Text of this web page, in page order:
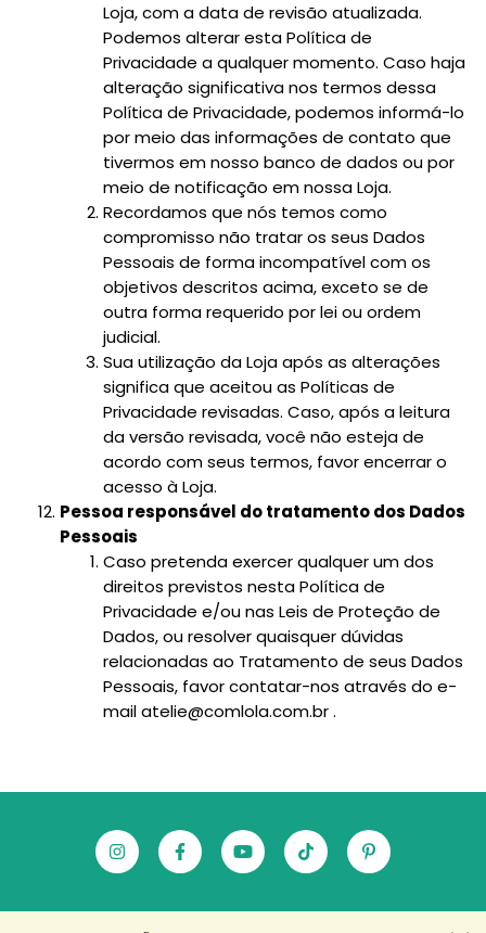
Loja, com a data de revisão atualizada.
Podemos alterar esta Política de
Privacidade a qualquer momento. Caso haja
alteração significativa nos termos dessa
Política de Privacidade, podemos informá-lo
por meio das informações de contato que
tivermos em nosso banco de dados ou por
meio de notificação em nossa Loja.
Recordamos que nós temos como
compromisso não tratar os seus Dados
Pessoais de forma incompatível com os
objetivos descritos acima, exceto se de
outra forma requerido por lei ou ordem
judicial.
Sua utilização da Loja após as alterações
significa que aceitou as Políticas de
Privacidade revisadas. Caso, após a leitura
da versão revisada, você não esteja de
acordo com seus termos, favor encerrar o
acesso à Loja.
Pessoa responsável do tratamento dos Dados
Pessoais
Caso pretenda exercer qualquer um dos
direitos previstos nesta Política de
Privacidade e/ou nas Leis de Proteção de
Dados, ou resolver quaisquer dúvidas
relacionadas ao Tratamento de seus Dados
Pessoais, favor contatar-nos através do e-
mailatelie@comlola.com.br.